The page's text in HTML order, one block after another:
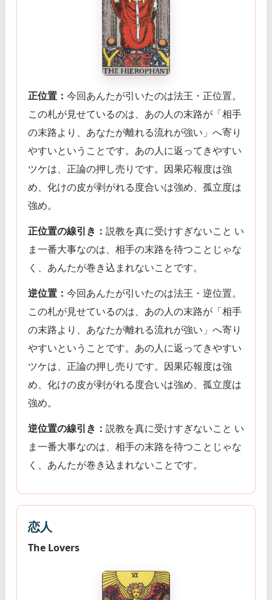
正位置： 今回あんたが引いたのは法王・正位置。
この札が見せているのは、あの人の末路が「相手
の末路より、あなたが離れる流れが強い」へ寄り
やすいということです。あの人に返ってきやすい
ツケは、正論の押し売りです。因果応報度は強
め、化けの皮が剥がれる度合いは強め、孤立度は
強め。
正位置の線引き： 説教を真に受けすぎないこと い
ま一番大事なのは、相手の末路を待つことじゃな
く、あんたが巻き込まれないことです。
逆位置： 今回あんたが引いたのは法王・逆位置。
この札が見せているのは、あの人の末路が「相手
の末路より、あなたが離れる流れが強い」へ寄り
やすいということです。あの人に返ってきやすい
ツケは、正論の押し売りです。因果応報度は強
め、化けの皮が剥がれる度合いは強め、孤立度は
強め。
逆位置の線引き： 説教を真に受けすぎないこと い
ま一番大事なのは、相手の末路を待つことじゃな
く、あんたが巻き込まれないことです。
恋人
The Lovers